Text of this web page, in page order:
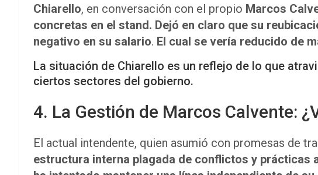
Chiarello, en conversación con el propio Marcos
concretas en el stand. Dejó en claro que su
negativo en su salario. El cual se vería reducido de
La situación de Chiarello es un reflejo de lo que
ciertos sectores del gobierno.
4. La Gestión de Marcos Calvente:
El actual intendente, quien asumió con promesas de
estructura interna plagada de conflictos y